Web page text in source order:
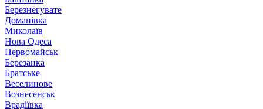
Березнегувате
Доманівка
Миколаїв
Нова Одеса
Первомайськ
Березанка
Братське
Веселинове
Вознесенськ
Врадіївка